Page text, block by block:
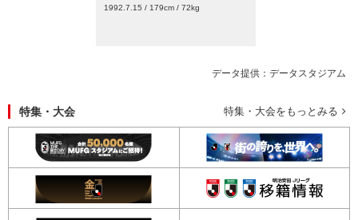
1992.7.15 / 179cm / 72kg
データ提供：データスタジアム
特集・大会 特集・大会をもっとみる